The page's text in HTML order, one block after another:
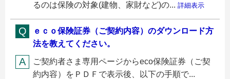
るのは保険の対象(建物、家財など)の... 詳細表示
ｅｃｏ保険証券（ご契約内容）のダウンロード方
法を教えてください。
ご契約者さま専用ページからeco保険証券（ご契
約内容）をＰＤＦで表示後、以下の手順で...